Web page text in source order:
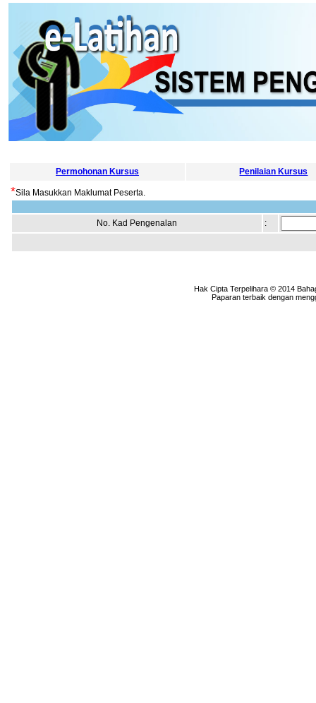
Permohonan Kursus Penilaian Kursus
*Sila Masukkan Maklumat Peserta.
No. Kad Pengenalan :
Hak Cipta Terpelihara © 2014
Paparan terbaik dengan